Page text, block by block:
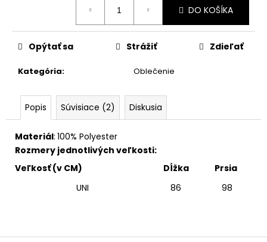
DO KOŠÍKA
Kategória: Oblečenie
Opýtať sa Strážiť Zdieľať
Popis Súvisiace (2) Diskusia
Materiál: 100% Polyester
Rozmery jednotlivých veľkosti:
Veľkosť (v CM)
Dĺžka
Prsia
UNI
86 98